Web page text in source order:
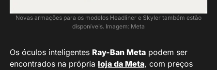
Novas armações para os modelos Headliner e Skyler também estão
disponíveis. Imagem: Meta
Os óculos inteligentes Ray-Ban Meta podem ser
encontrados na própria loja da Meta, com preços